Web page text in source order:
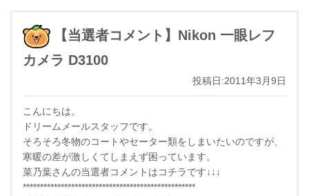
【当選者コメント】Nikon 一眼レフ
カメラ D3100
投稿日:2011年3月9日
こんにちは。
ドリームメールスタッフです。
そろそろ冬物のコートやセーター類をしまいたいのですが、
寒暖の差が激しくてしまえず困っています。
菜乃葉さんの当選者コメントはコチラです↓↓↓
**************************************************